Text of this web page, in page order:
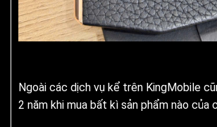
Ngoài các dịch vụ kể trên KingMobile
2 năm khi mua bất kì sản phẩm nào của